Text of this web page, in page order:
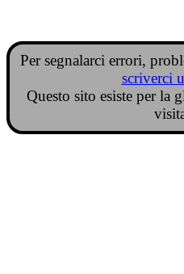
Per segnalarci errori,
scriverci
Questo sito esiste per la